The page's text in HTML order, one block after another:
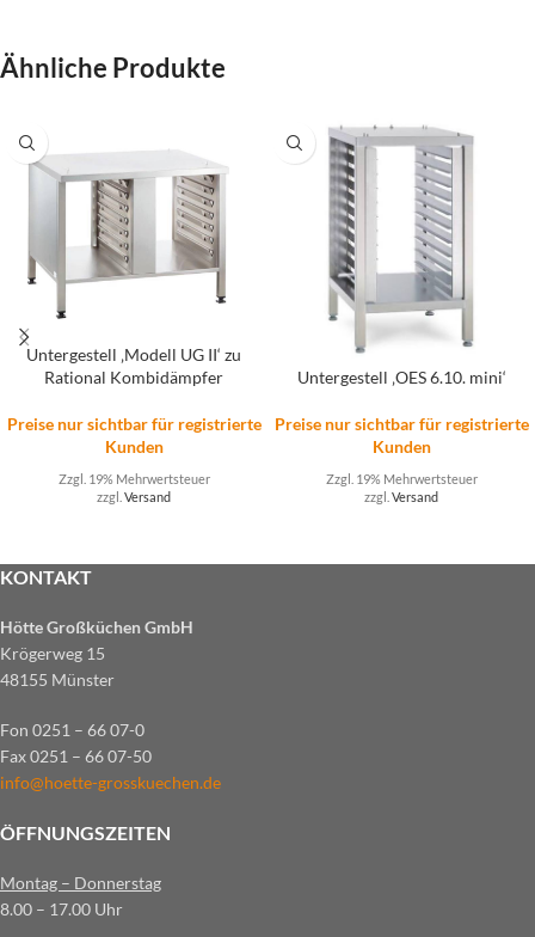
Ähnliche Produkte
Untergestell ‚Modell UG II‘ zu
Rational Kombidämpfer
Preise nur sichtbar für registrierte
Kunden
Zzgl. 19% Mehrwertsteuer
zzgl. Versand
Untergestell ‚OES 6.10. mini‘
Preise nur sichtbar für registrierte
Kunden
Zzgl. 19% Mehrwertsteuer
zzgl. Versand
KONTAKT
Hötte Großküchen GmbH
Krögerweg 15
48155 Münster
Fon 0251 – 66 07-0
Fax 0251 – 66 07-50
info@hoette-grosskuechen.de
ÖFFNUNGSZEITEN
Montag – Donnerstag
8.00 – 17.00 Uhr